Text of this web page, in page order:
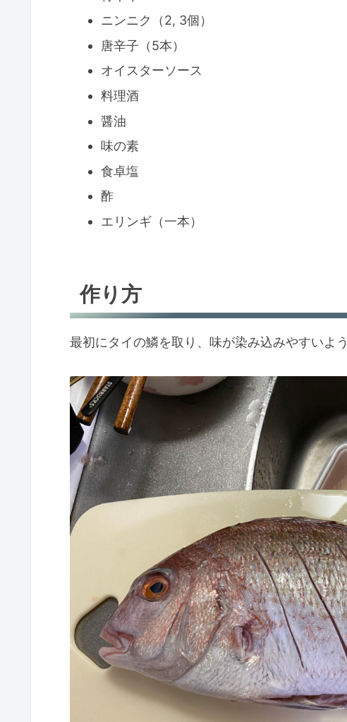
ニンニク（2, 3個）
唐辛子（5本）
オイスターソース
料理酒
醤油
味の素
食卓塩
酢
エリンギ（一本）
作り方
最初にタイの鱗を取り、味が染み込みやすいよ